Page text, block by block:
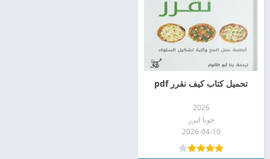
تحميل كتاب كيف نقرر pdf
2026
جونا ليرر
2026-04-10